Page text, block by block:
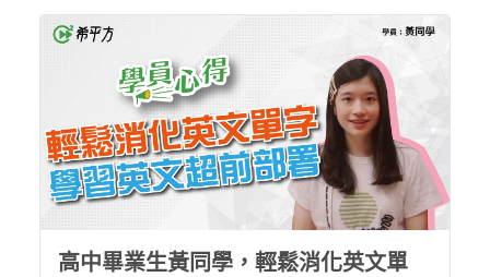
高中畢業生黃同學，輕鬆消化英文單